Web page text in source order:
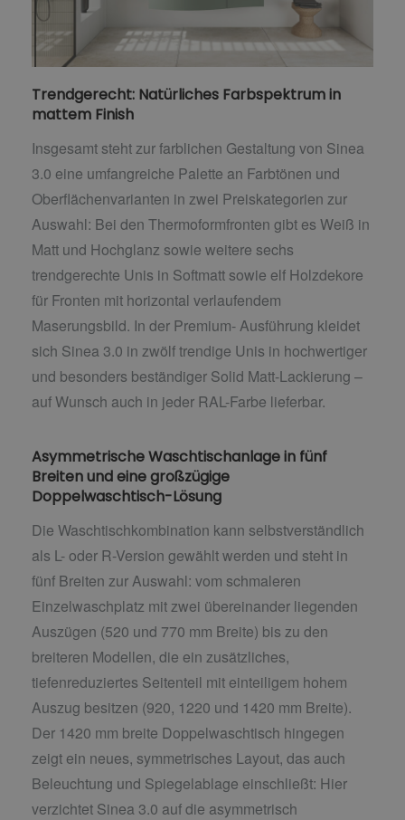
Trendgerecht: Natürliches Farbspektrum in
mattem Finish
Insgesamt steht zur farblichen Gestaltung von Sinea
3.0 eine umfangreiche Palette an Farbtönen und
Oberflächenvarianten in zwei Preiskategorien zur
Auswahl: Bei den Thermoformfronten gibt es Weiß in
Matt und Hochglanz sowie weitere sechs
trendgerechte Unis in Softmatt sowie elf Holzdekore
für Fronten mit horizontal verlaufendem
Maserungsbild. In der Premium- Ausführung kleidet
sich Sinea 3.0 in zwölf trendige Unis in hochwertiger
und besonders beständiger Solid Matt-Lackierung –
auf Wunsch auch in jeder RAL-Farbe lieferbar.
Asymmetrische Waschtischanlage in fünf
Breiten und eine großzügige
Doppelwaschtisch-Lösung
Die Waschtischkombination kann selbstverständlich
als L- oder R-Version gewählt werden und steht in
fünf Breiten zur Auswahl: vom schmaleren
Einzelwaschplatz mit zwei übereinander liegenden
Auszügen (520 und 770 mm Breite) bis zu den
breiteren Modellen, die ein zusätzliches,
tiefenreduziertes Seitenteil mit einteiligem hohem
Auszug besitzen (920, 1220 und 1420 mm Breite).
Der 1420 mm breite Doppelwaschtisch hingegen
zeigt ein neues, symmetrisches Layout, das auch
Beleuchtung und Spiegelablage einschließt: Hier
verzichtet Sinea 3.0 auf die asymmetrisch